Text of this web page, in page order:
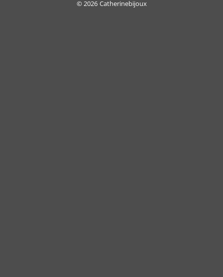
© 2026 Catherinebijoux